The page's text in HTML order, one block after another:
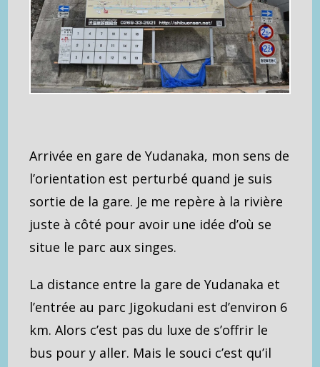
Arrivée en gare de Yudanaka, mon sens de
l’orientation est perturbé quand je suis
sortie de la gare. Je me repère à la rivière
juste à côté pour avoir une idée d’où se
situe le parc aux singes.
La distance entre la gare de Yudanaka et
l’entrée au parc Jigokudani est d’environ 6
km. Alors c’est pas du luxe de s’offrir le
bus pour y aller. Mais le souci c’est qu’il